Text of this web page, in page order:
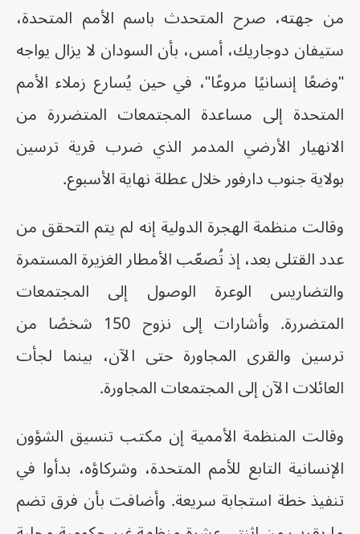
من جهته، صرح المتحدث باسم الأمم المتحدة،
ستيفان دوجاريك، أمس، بأن السودان لا يزال يواجه
"وضعًا إنسانيًا مروعًا"، في حين يُسارع زملاء الأمم
المتحدة إلى مساعدة المجتمعات المتضررة من
الانهيار الأرضي المدمر الذي ضرب قرية ترسين
بولاية جنوب دارفور خلال عطلة نهاية الأسبوع.
وقالت منظمة الهجرة الدولية إنه لم يتم التحقق من
عدد القتلى بعد، إذ تُصعّب الأمطار الغزيرة المستمرة
والتضاريس الوعرة الوصول إلى المجتمعات
المتضررة. وأشارات إلى نزوح 150 شخصًا من
ترسين والقرى المجاورة حتى الآن، بينما لجأت
العائلات الآن إلى المجتمعات المجاورة.
وقالت المنظمة الأممية إن مكتب تنسيق الشؤون
الإنسانية التابع للأمم المتحدة، وشركاؤه، بدأوا في
تنفيذ خطة استجابة سريعة. وأضافت بأن فرق تضم